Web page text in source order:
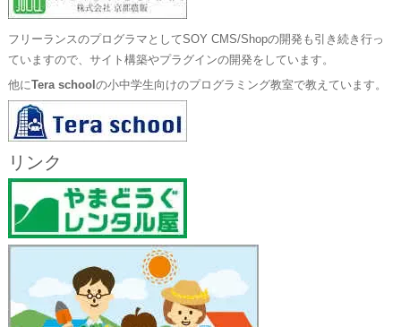
フリーランスのプログラマとしてSOY CMS/Shopの開発も引き続き行っ
ていますので、サイト構築やプラグインの開発をしています。
他にTera school の小中学生向けのプログラミング教室で教えています。
リンク